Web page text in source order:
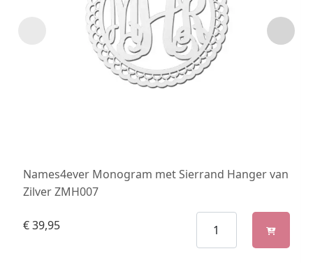
Names4ever Monogram met Sierrand Hanger van
Zilver ZMH007
€39,95